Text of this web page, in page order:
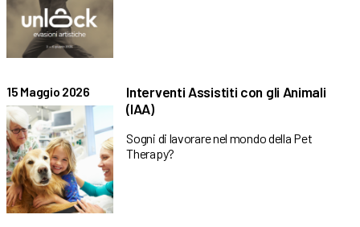
15 Maggio 2026
Interventi Assistiti con gli Animali
(IAA)
Sogni di lavorare nel mondo della Pet
Therapy?